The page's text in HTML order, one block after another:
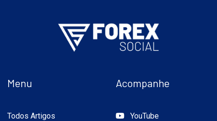
Menu
Todos Artigos
Acompanhe
YouTube